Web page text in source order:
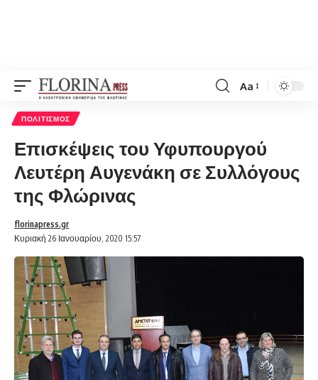
Font
Aa
ΠΟΛΙΤΙΣΜΌΣ
Επισκέψεις του Υφυπουργού
Λευτέρη Αυγενάκη σε Συλλόγους
της Φλώρινας
Κυριακή 26 Ιανουαρίου, 2020 15:57
florinapress.gr